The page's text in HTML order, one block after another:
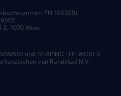
FN 166929i,
2, 1070 Wien
und SHAPING THE WORLD
von Randstad N.V.